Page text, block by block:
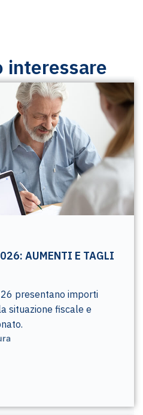
interessare
AUMENTI E TAGLI
presentano importi
situazione fiscale e